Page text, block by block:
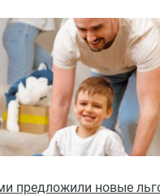
предложили новые